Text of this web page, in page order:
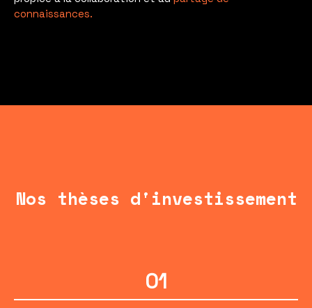
connaissances.
Nos thèses d'investissement
01